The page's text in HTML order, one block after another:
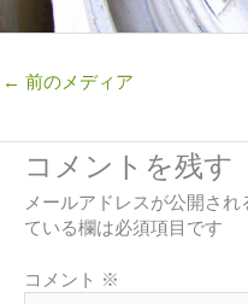
← 前のメディア
コメントを残す
メールアドレスが公開され
ている欄は必須項目です
コメント ※